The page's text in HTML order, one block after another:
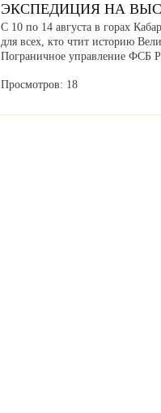
ЭКСПЕДИЦИЯ НА
С 10 по 14 августа в горах
для всех, кто чтит историю
Пограничное управление ФСБ
Просмотров: 18